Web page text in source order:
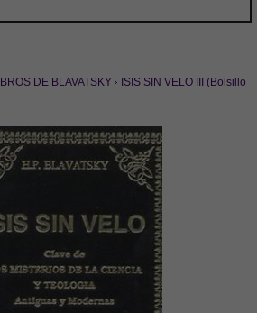
DE BLAVATSKY
ISIS SIN VELO III (Bolsillo